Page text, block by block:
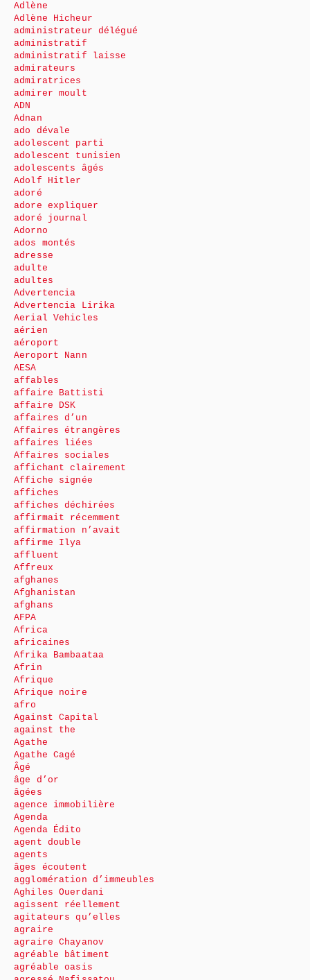
Adlène
Adlène Hicheur
administrateur délégué
administratif
administratif laisse
admirateurs
admiratrices
admirer moult
ADN
Adnan
ado dévale
adolescent parti
adolescent tunisien
adolescents âgés
Adolf Hitler
adoré
adore expliquer
adoré journal
Adorno
ados montés
adresse
adulte
adultes
Advertencia
Advertencia Lirika
Aerial Vehicles
aérien
aéroport
Aeroport Nann
AESA
affables
affaire Battisti
affaire DSK
affaires d’un
Affaires étrangères
affaires liées
Affaires sociales
affichant clairement
Affiche signée
affiches
affiches déchirées
affirmait récemment
affirmation n’avait
affirme Ilya
affluent
Affreux
afghanes
Afghanistan
afghans
AFPA
Africa
africaines
Afrika Bambaataa
Afrin
Afrique
Afrique noire
afro
Against Capital
against the
Agathe
Agathe Cagé
Âgé
âge d’or
âgées
agence immobilière
Agenda
Agenda Édito
agent double
agents
âges écoutent
agglomération d’immeubles
Aghiles Ouerdani
agissent réellement
agitateurs qu’elles
agraire
agraire Chayanov
agréable bâtiment
agréable oasis